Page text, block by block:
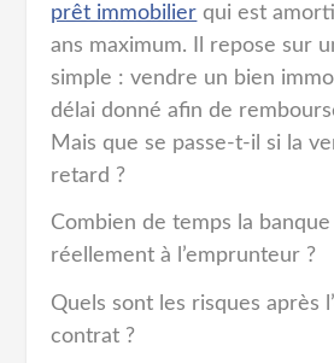
prêt immobilier qui est
ans maximum. Il repose sur
simple : vendre un bien
délai donné afin de
Mais que se passe-t-il si la
retard ?
Combien de temps la
réellement à l’emprunteur ?
Quels sont les risques après
contrat ?